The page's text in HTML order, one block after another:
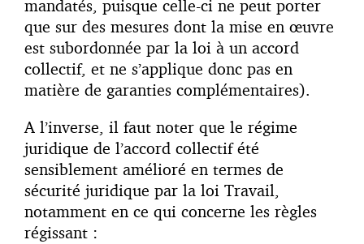
mandatés, puisque celle-ci ne peut porter
que sur des mesures dont la mise en œuvre
est subordonnée par la loi à un accord
collectif, et ne s’applique donc pas en
matière de garanties complémentaires).
A l’inverse, il faut noter que le régime
juridique de l’accord collectif été
sensiblement amélioré en termes de
sécurité juridique par la loi Travail,
notamment en ce qui concerne les règles
régissant :